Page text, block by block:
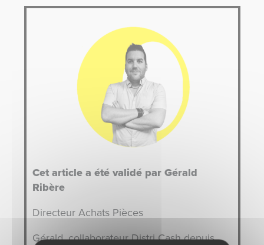
Cet article a été validé par Gérald
Ribère
Directeur Achats Pièces
Gérald, collaborateur Distri Cash depuis